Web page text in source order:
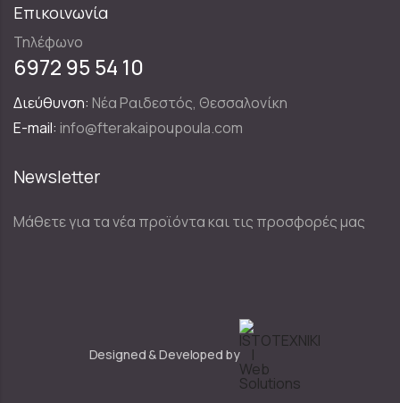
Επικοινωνία
Τηλέφωνο
6972 95 54 10
Διεύθυνση: Νέα Ραιδεστός, Θεσσαλονίκη
E-mail: info@fterakaipoupoula.com
Newsletter
Μάθετε για τα νέα προϊόντα και τις προσφορές μας
Designed & Developed by